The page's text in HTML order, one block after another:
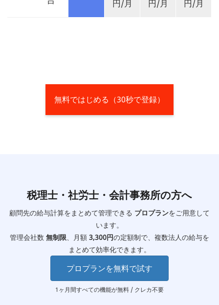
円/月 円/月 円/月
無料ではじめる（30秒で登録）
税理士・社労士・会計事務所の方へ
顧問先の給与計算をまとめて管理できる プロプランをご用意して
います。
管理会社数 無制限 、月額 3,300円の定額制で、複数法人の給与を
まとめて効率化できます。
プロプランを無料で試す
1ヶ月間すべての機能が無料 / クレカ不要